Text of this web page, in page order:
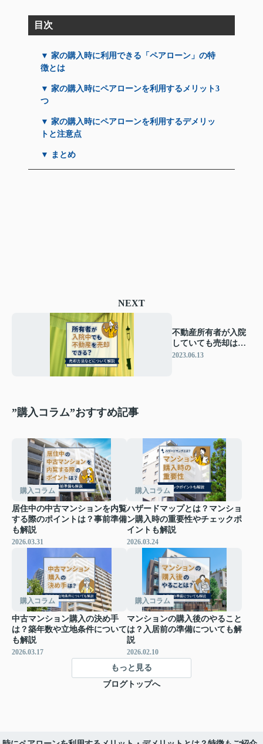
目次
▼ 家の購入時に利用できる「ペアローン」の特
徴とは
▼ 家の購入時にペアローンを利用するメリット3
つ
▼ 家の購入時にペアローンを利用するデメリッ
トと注意点
▼ まとめ
NEXT
不動産所有者が入院
していても売却は可
能！売却方法を解説
2023.06.13
”購入コラム”おすすめ記事
購入コラム
居住中の中古マンションを内覧
する際のポイントは？事前準備
も解説
2026.03.31
購入コラム
ハザードマップとは？マンショ
ン購入時の重要性やチェックポ
イントも解説
2026.03.24
購入コラム
中古マンション購入の決め手
は？築年数や立地条件について
も解説
2026.03.17
購入コラム
マンションの購入後のやること
は？入居前の準備についても解
説
2026.02.10
もっと見る
ブログトップへ